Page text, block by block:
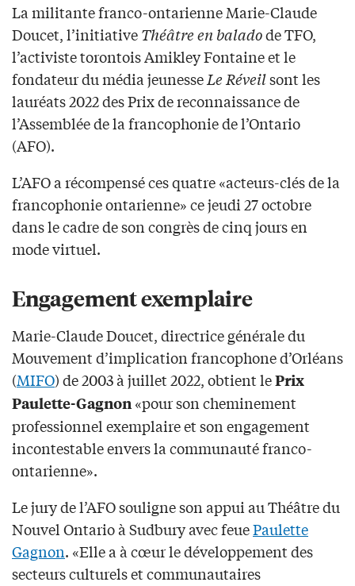
La militante franco-ontarienne Marie-Claude
Doucet, l’initiativeThéâtre en baladode TFO,
l’activiste torontois Amikley Fontaine et le
fondateur du média jeunesseLe Réveilsont les
lauréats 2022 des Prix de reconnaissance de
l’Assemblée de la francophonie de l’Ontario
(AFO).
L’AFO a récompensé ces quatre «acteurs-clés de la
francophonie ontarienne» ce jeudi 27 octobre
dans le cadre de son congrès de cinq jours en
mode virtuel.
Engagement exemplaire
Marie-Claude Doucet, directrice générale du
Mouvement d’implication francophone d’Orléans
(MIFO) de 2003 à juillet 2022, obtient lePrix
Paulette-Gagnon «pour son cheminement
professionnel exemplaire et son engagement
incontestable envers la communauté franco-
ontarienne».
Le jury de l’AFO souligne son appui au Théâtre du
Nouvel Ontario à Sudbury avec feuePaulette
Gagnon. «Elle a à cœur le développement des
secteurs culturels et communautaires